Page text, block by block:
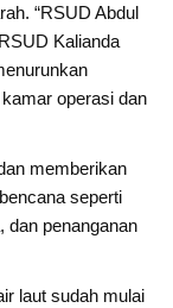
“RSUD Abdul
Kalianda
operasi dan
memberikan
seperti
dan penanganan
laut sudah mulai